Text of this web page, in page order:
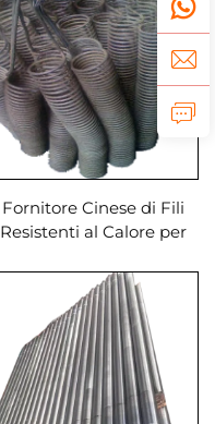
Fornitore Cinese di Fili
Resistenti al Calore per
Termico del Produttore